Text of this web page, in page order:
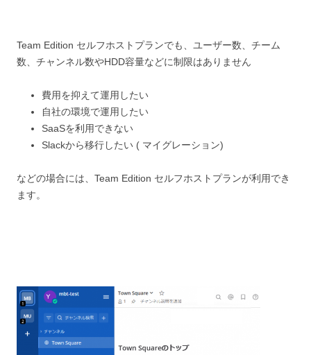
Team Edition セルフホストプランでも、ユーザー数、チーム
数、チャンネル数やHDD容量などに制限はありません
費用を抑えて運用したい
自社の環境で運用したい
SaaSを利用できない
Slackから移行したい ( マイグレーション)
などの場合には、Team Edition セルフホストプランが利用でき
ます。